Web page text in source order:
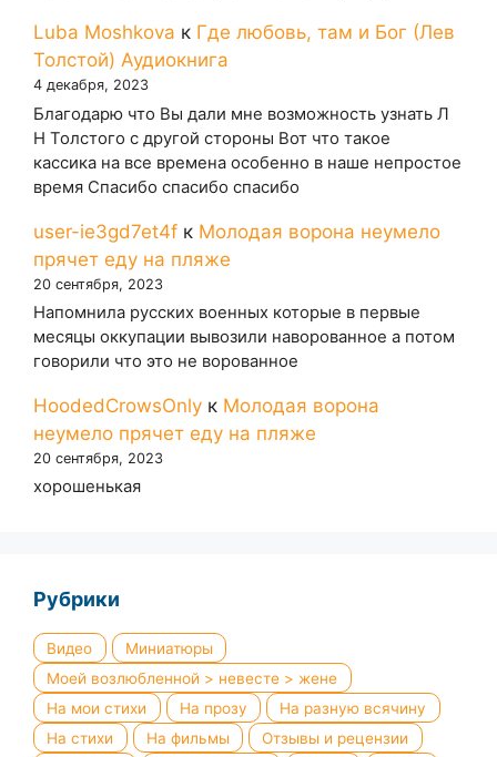
Luba Moshkova к Где любовь, там и Бог (Лев
Толстой) Аудиокнига
4 декабря, 2023
Благодарю что Вы дали мне возможность узнать Л
Н Толстого с другой стороны Вот что такое
кассика на все времена особенно в наше непростое
время Спасибо спасибо спасибо
user-ie3gd7et4f к Молодая ворона неумело
прячет еду на пляже
20 сентября, 2023
Напомнила русских военных которые в первые
месяцы оккупации вывозили наворованное а потом
говорили что это не ворованное
HoodedCrowsOnly к Молодая ворона
неумело прячет еду на пляже
20 сентября, 2023
хорошенькая
Рубрики
Видео
Миниатюры
Моей возлюбленной > невесте > жене
На мои стихи
На прозу
На разную всячину
На стихи
На фильмы
Отзывы и рецензии